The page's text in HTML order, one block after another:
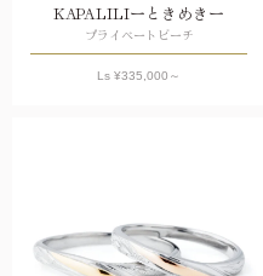
KAPALILIーときめきー
プライベートビーチ
Ls ¥335,000 ～